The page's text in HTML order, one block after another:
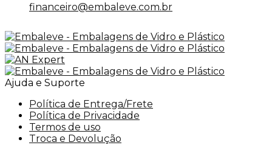
financeiro@embaleve.com.br
Ajuda e Suporte
Política de Entrega/Frete
Política de Privacidade
Termos de uso
Troca e Devolução